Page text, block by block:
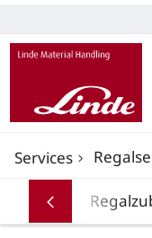
Services